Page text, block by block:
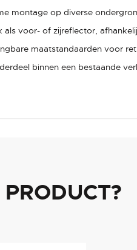
montage op diverse
voor- of zijreflector,
maatstandaarden voor
binnen een bestaande